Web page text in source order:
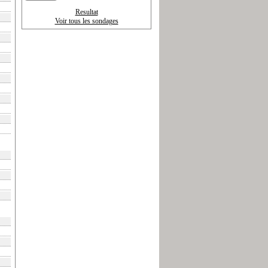
Resultat
Voir tous les sondages